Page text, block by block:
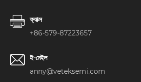
ফ্যাক্স
+86-579-87223657
ই-মেইল
anny@veteksemi.com